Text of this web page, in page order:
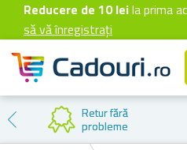
Reducere de 10 leila prima
să vă înregistrați
Totul în stoc,
livrare